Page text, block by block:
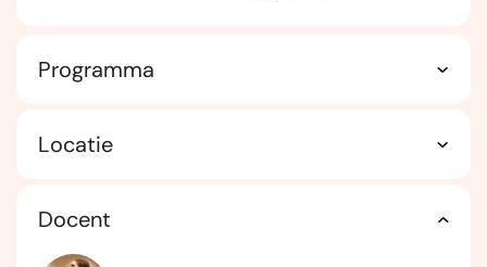
Programma
Locatie
Docent